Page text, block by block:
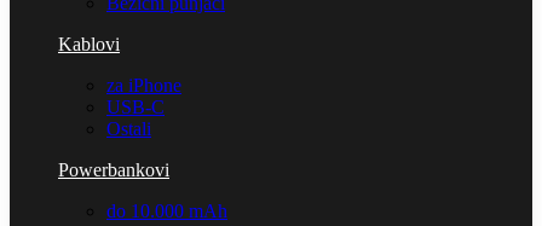
Kablovi
za iPhone
USB-C
Ostali
Powerbankovi
do 10.000 mAh